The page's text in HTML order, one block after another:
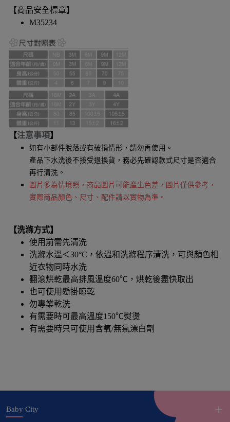
【商品安全標章】
M35234
【注意事項】
如有小部件脫落或有破損情形，請勿再使用。
產品下水洗後不接受退換貨，務必先確認款式尺寸是否適合
再行清洗。
圖片多為情境照，商品圖片可能產生色差，圖片僅供參考，
實際商品顏色、尺寸、配件請以實物為準。
【洗滌方式】
使用前需先清洗
洗滌水溫＜30°C，依溫和洗滌程序清洗，可與顏色相
近衣物同時水洗
翻滾烘乾最高排風溫度60℃，烘乾後盡快取出
也可使用懸掛晾乾
勿專業乾洗
有需要時可最高溫度150℃熨燙
有需要時只可使用含氧/無氯漂白劑
Baby City